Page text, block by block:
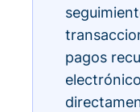
pagos